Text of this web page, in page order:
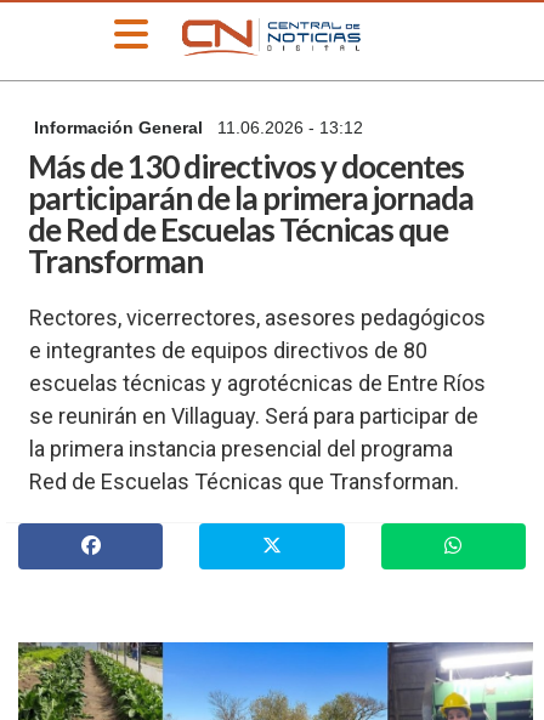
PORTADA
Deportes
Educación
Información
General
Nacionales
Policiales
»
Salud
»
Cultura
Información General 11.06.2026 - 13:12
Más de 130 directivos y docentes
participarán de la primera jornada
de Red de Escuelas Técnicas que
Transforman
Rectores, vicerrectores, asesores pedagógicos
e integrantes de equipos directivos de 80
escuelas técnicas y agrotécnicas de Entre Ríos
se reunirán en Villaguay. Será para participar de
la primera instancia presencial del programa
Red de Escuelas Técnicas que Transforman.